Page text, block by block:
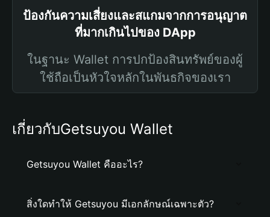
ป้องกันความเสี่ยงและสแกมจากการอนุญาต
ที่มากเกินไปของ DApp
ในฐานะ Wallet การปกป้องสินทรัพย์ของผู้
ใช้ถือเป็นหัวใจหลักในพันธกิจของเรา
เกี่ยวกับGetsuyou Wallet
Getsuyou Wallet คืออะไร?
สิ่งใดทำให้ Getsuyou มีเอกลักษณ์เฉพาะตัว?